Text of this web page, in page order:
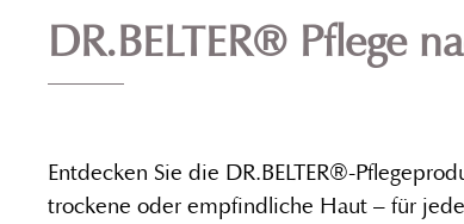
DR.BELTER® Pflege
Entdecken Sie die DR.BELTER®-
trockene oder empfindliche Haut – für